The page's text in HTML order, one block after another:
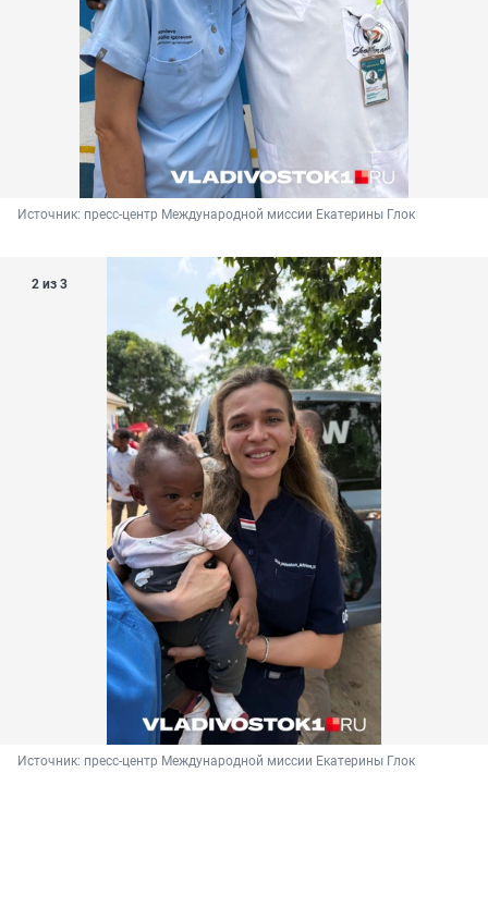
Источник: пресс-центр Международной миссии Екатерины Глок
2 из 3
Источник: пресс-центр Международной миссии Екатерины Глок